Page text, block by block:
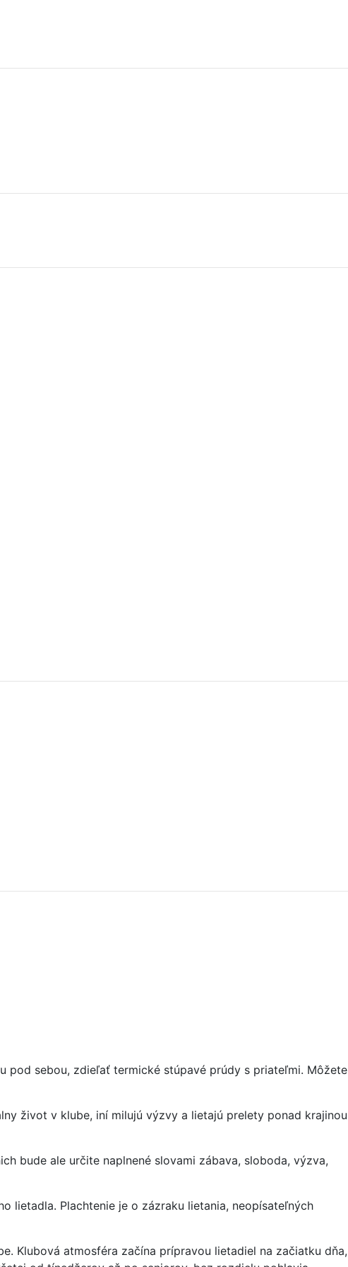
pod sebou, zdieľať termické stúpavé prúdy s priateľmi. Môžete
život v klube, iní milujú výzvy a lietajú prelety ponad krajinou
bude ale určite naplnené slovami zábava, sloboda, výzva,
lietadla. Plachtenie je o zázraku lietania, neopísateľných
Klubová atmosféra začína prípravou lietadiel na začiatku dňa,